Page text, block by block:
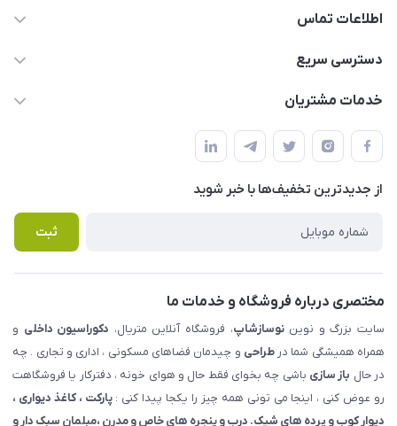
اطلاعات تماس
09123855612
املاک مدنی - نوساز شاپ
دسترسی سریع
حساب کاربری
لیست محصولات
درباره ما
خدمات مشتریان
قوانین و مقررات
حریم خصوصی
راهنما
پرسش های متداول
از جدید‌ترین تخفیف‌ها با‌ خبر شوید
ثبت
مختصری درباره فروشگاه و خدمات ما
سایت بزرگ و نویننوسازشاپ، فروشگاه آنلاین متریال، دکوراسیون داخلی و
همراه همیشگی شما درطراحی و چیدمان فضاهای مسکونی ، اداری و تجاری . چه
در حال باز سازی باشی چه بخوای فقط حال و هوای خونه ، دفترکار یا فروشگاهت
رو عوض کنی ، اینجا می تونی همه چیز را یکجا پیدا کنی :پارکت ، کاغذ دیواری ،
دیوار کوب و پرده های شیک. درب و پنجره های خاص و مدرن ،مبلمان سبک دار و